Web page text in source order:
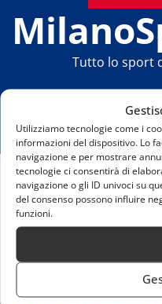
Utilizziamo tecnologie come i
informazioni del dispositivo. Lo
navigazione e per mostrare
tecnologie ci consentirà di
navigazione o gli ID univoci su
del consenso possono influire
funzioni.
Tutto lo sport
Home
Tennis Manager 25:
appassionati di tennis